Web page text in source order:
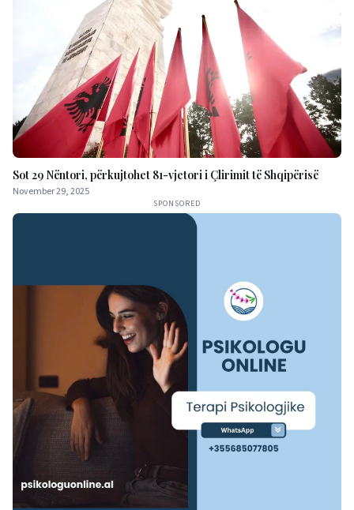
Sot 29 Nëntori, përkujtohet 81-vjetori i Çlirimit të Shqipërisë
November 29, 2025
SPONSORED